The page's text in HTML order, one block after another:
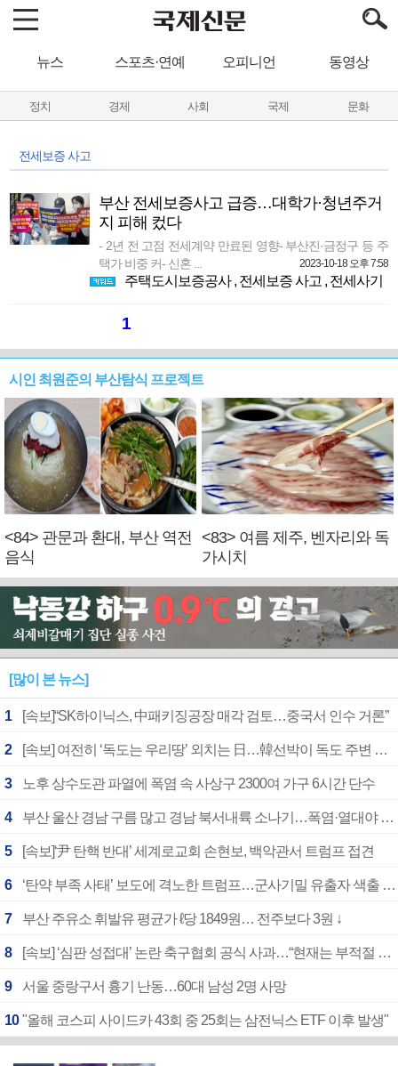
뉴스 스포츠·연예 오피니언 동영상
정치 경제 사회 국제 문화
전세보증 사고
부산 전세보증사고 급증…대학가·청년주거
지 피해 컸다
- 2년 전 고점 전세계약 만료된 영향- 부산진·금정구 등 주
택가 비중 커- 신혼 ...
2023-10-18 오후 7:58
주택도시보증공사, 전세보증 사고 , 전세사기
1
시인 최원준의 부산탐식 프로젝트
<84> 관문과 환대, 부산 역전
음식
<83> 여름 제주, 벤자리와 독
가시치
[많이 본 뉴스]
1 [속보]“SK하이닉스, 中패키징공장 매각 검토…중국서 인수 거론”
2 [속보] 여전히 ‘독도는 우리땅’ 외치는 日…韓선박이 독도 주변 해양조사 활동하자 반발
3 노후 상수도관 파열에 폭염 속 사상구 2300여 가구 6시간 단수
4 부산 울산 경남 구름 많고 경남 북서내륙 소나기…폭염·열대야 계속
5 [속보]‘尹 탄핵 반대’ 세계로교회 손현보, 백악관서 트럼프 접견
6 ‘탄약 부족 사태’ 보도에 격노한 트럼프…군사기밀 유출자 색출 지시
7 부산 주유소 휘발유 평균가 ℓ당 1849원… 전주보다 3원 ↓
8 [속보] ‘심판 성접대’ 논란 축구협회 공식 사과…“현재는 부적절 행위 없어”
9 서울 중랑구서 흉기 난동…60대 남성 2명 사망
10 "올해 코스피 사이드카 43회 중 25회는 삼전닉스 ETF 이후 발생"